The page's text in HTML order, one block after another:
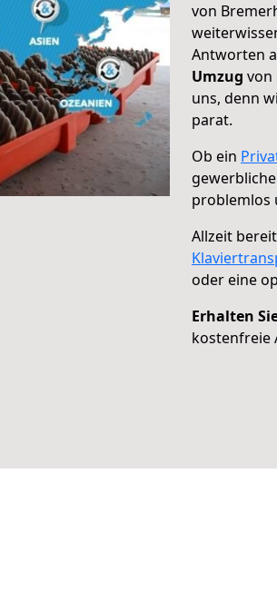
von
Antworten
Umzug von
uns, denn
parat.
Ob ein
problemlos
Allzeit
oder eine
Erhalten
kostenfreie